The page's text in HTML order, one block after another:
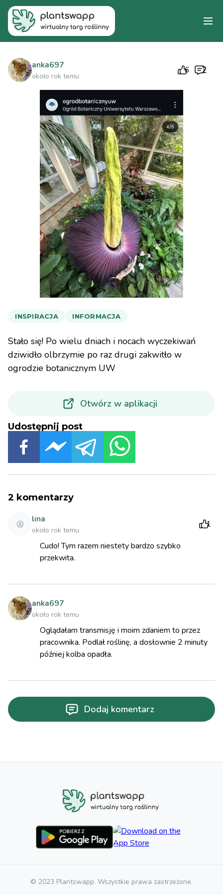
anka697
około rok temu
6 2
INSPIRACJA INFORMACJA
Stało się! Po wielu dniach i nocach wyczekiwań
dziwidło olbrzymie po raz drugi zakwitło w
ogrodzie botanicznym UW
Otwórz w aplikacji
Udostępnij post
2 komentarzy
lina
około rok temu
1
Cudo! Tym razem niestety bardzo szybko
przekwita.
anka697
około rok temu
Oglądałam transmisję i moim zdaniem to przez
pracownika. Podlał roślinę, a dosłownie 2 minuty
później kolba opadła.
Dodaj komentarz
© 2023 Plantswapp. Wszystkie prawa zastrzeżone.